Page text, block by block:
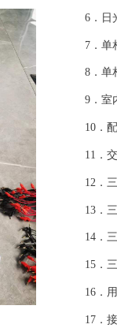
约
展
6．日
7．单
8．单
9．室
10．
11．
12．
13．
14．
15．
16．
17．